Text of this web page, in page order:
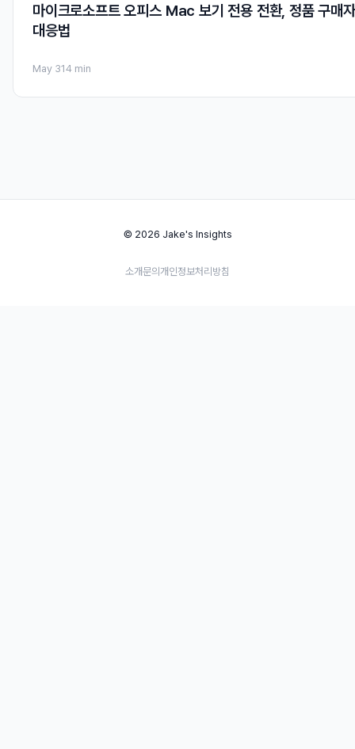
마이크로소프트 오피스 Mac 보기 전용 전환, 정품 구매자
대응법
May 314 min
© 2026 Jake's Insights
소개문의 개인정보처리방침